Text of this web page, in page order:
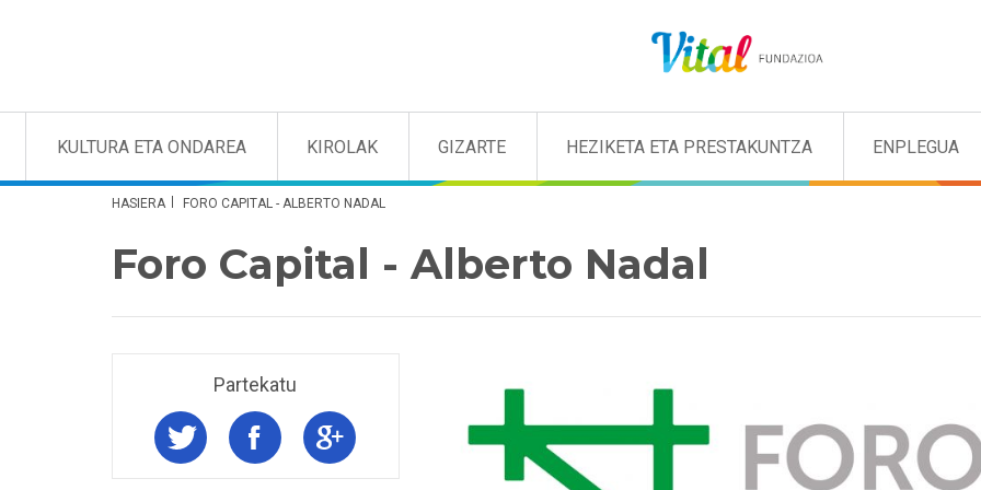
KULTURA ETA ONDAREA KIROLAK GIZARTE HEZIKETA ETA PRESTAKUNTZA ENPLEGUA
HASIERA FORO CAPITAL - ALBERTO NADAL
Foro Capital - Alberto Nadal
Partekatu